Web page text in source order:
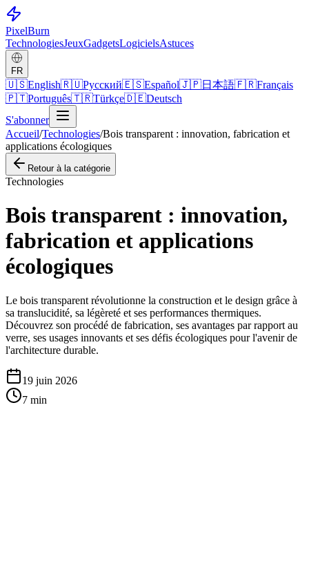
PixelBurn
TechnologiesJeuxGadgetsLogicielsAstuces
FR
🇺🇸English🇷🇺Русский🇪🇸Español🇯🇵日本語🇫🇷Français
🇵🇹Português🇹🇷Türkçe🇩🇪Deutsch
S'abonner
Accueil/Technologies/Bois transparent : innovation, fabrication et
applications écologiques
Retour à la catégorie
Technologies
Bois transparent : innovation,
fabrication et applications
écologiques
Le bois transparent révolutionne la construction et le design grâce à
sa translucidité, sa légèreté et ses performances thermiques.
Découvrez son procédé de fabrication, ses avantages par rapport au
verre, ses usages innovants et ses défis écologiques pour l'avenir de
l'architecture durable.
19 juin 2026
7 min